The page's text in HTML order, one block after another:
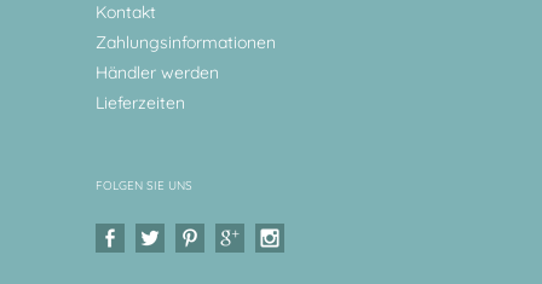
Kontakt
Zahlungsinformationen
Händler werden
Lieferzeiten
FOLGEN SIE UNS